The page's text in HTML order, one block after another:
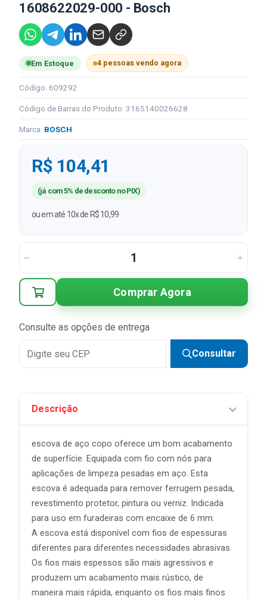
1608622029-000 - Bosch
Em Estoque 4 pessoas vendo agora
Código: 609292
Código de Barras do Produto: 3165140026628
Marca: BOSCH
R$ 104,41
(já com 5% de desconto no PIX)
ou em até 10x de R$ 10,99
Comprar Agora
Consulte as opções de entrega
Consultar
Descrição
escova de aço copo oferece um bom acabamento
de superfície. Equipada com fio com nós para
aplicações de limpeza pesadas em aço. Esta
escova é adequada para remover ferrugem pesada,
revestimento protetor, pintura ou verniz. Indicada
para uso em furadeiras com encaixe de 6 mm.
A escova está disponível com fios de espessuras
diferentes para diferentes necessidades abrasivas.
Os fios mais espessos são mais agressivos e
produzem um acabamento mais rústico, de
maneira mais rápida, enquanto os fios mais finos